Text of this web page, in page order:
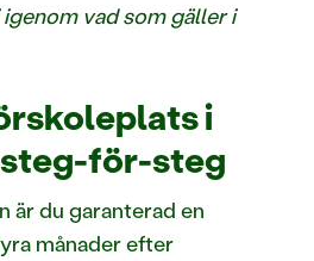
vad som gäller i
i
för-steg
är du garanterad en
månader efter